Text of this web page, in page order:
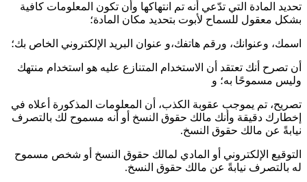
تحديد المادة التي تدّعي أنه تم انتهاكها وأن تكون المعلومات كافية
بشكل معقول للسماح لأبوت بتحديد مكان المادة؛
اسمك، وعنوانك، ورقم هاتفك،و عنوان البريد الإلكتروني الخاص بك؛
أن تصرح أنك تعتقد أن الاستخدام المتنازع عليه هو استخدام منتهك
وليس مسموحًا به؛ و
تصريح، تم يموجب عقوبة الكذب، أن المعلومات المذكورة أعلاه في
إخطارك دقيقة وأنك مالك حقوق النسخ أو أنه مسموح لك بالتصرف
نيابةً عن مالك حقوق النسخ.
التوقيع الإلكتروني أو المادي لمالك حقوق النسخ أو شخص مسموح
له بالتصرف نيابةً عن مالك حقوق النسخ.